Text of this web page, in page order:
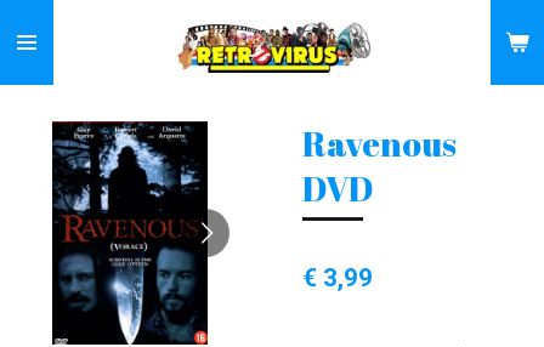
direct
naar
hoofdinhoud
Ravenous
DVD
€ 3,99